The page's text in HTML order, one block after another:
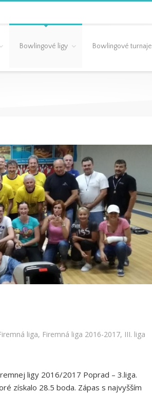
Bowlingové ligy Bowlingové turnaje
3.Liga
liga 2016-2017,III. liga 2016/2017
liga, Firemná liga 2016-2017, III. liga
ligy 2016/2017 Poprad – 3.liga.
získalo 28.5 boda. Zápas s najvyšším